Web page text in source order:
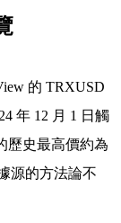
的 TRXUSD
年 12 月 1 日觸
歷史最高價約為
源的方法論不